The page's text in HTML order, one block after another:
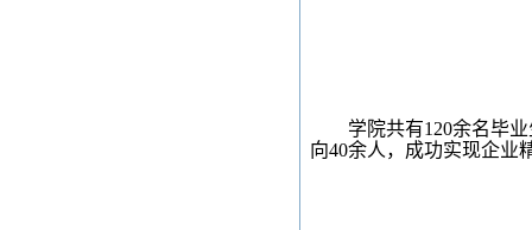
学院共有120余名毕
向40余人，成功实现企业